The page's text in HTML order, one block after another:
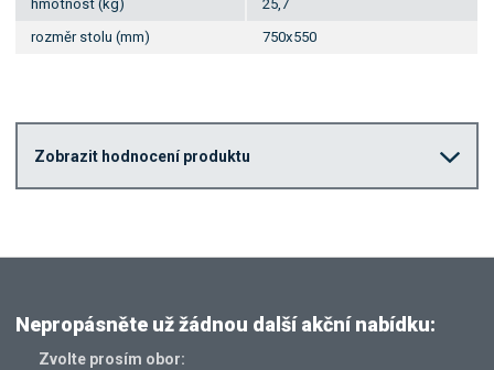
hmotnost (kg)
25,7
rozměr stolu (mm)
750x550
Zobrazit hodnocení produktu
Nepropásněte už žádnou další akční nabídku:
Zvolte prosím obor: